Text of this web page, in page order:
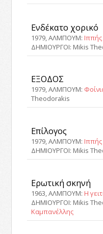
Ενδέκατο χορικό
1979, ΑΛΜΠΟΥΜ:
ΔΗΜΙΟΥΡΓΟΙ: Mikis
ΕΞΟΔΟΣ
1979, ΑΛΜΠΟΥΜ:
Theodorakis
Επίλογος
1979, ΑΛΜΠΟΥΜ:
ΔΗΜΙΟΥΡΓΟΙ: Mikis
Ερωτική σκηνή
1963, ΑΛΜΠΟΥΜ: Η
ΔΗΜΙΟΥΡΓΟΙ: Mikis
Καμπανέλλης